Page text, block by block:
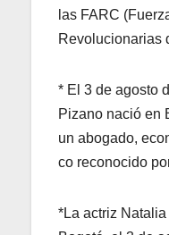
las FARC
Revolucionarias
* El 3 de agosto
Pizano nació en
un abogado,
co reconocido
*La actriz